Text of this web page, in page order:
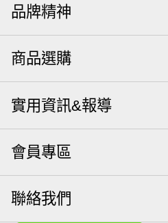
品牌精神
商品選購
實用資訊&報導
會員專區
聯絡我們